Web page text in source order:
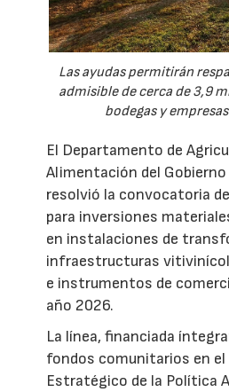
Las ayudas permitirán
admisible de cerca de 3,9
bodegas y
El Departamento de
Alimentación del Gobierno
resolvió la convocatoria
para inversiones
en instalaciones de
infraestructuras
e instrumentos de
año 2026.
La línea, financiada
fondos comunitarios en el
Estratégico de la Política